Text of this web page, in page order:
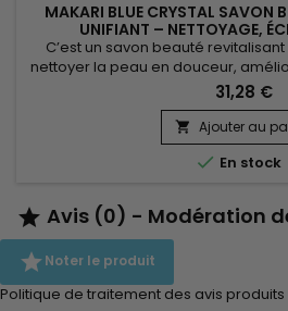
MAKARI BLUE CRYSTAL SAVON
UNIFIANT – NETTOYAGE,
C’est un savon beauté
nettoyer la peau en douceur,
et raviver l’éclat naturel. Blue Crystal
associe l’huile de coco, l’huile de
d’aloe vera, la vitamine C, la
collagène. Cette
31,28 €
 Ajouter au
 En stock
 Avis (0) - Modération
Noter le produit
Politique de traitement des avis produits